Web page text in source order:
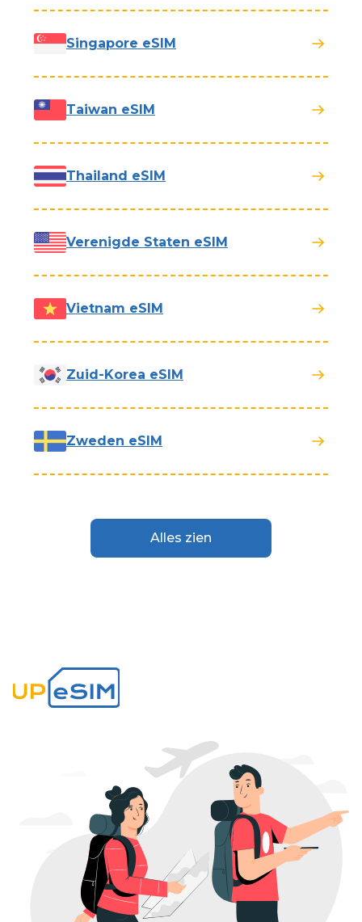
Singapore eSIM
Taiwan eSIM
Thailand eSIM
Verenigde Staten eSIM
Vietnam eSIM
Zuid-Korea eSIM
Zweden eSIM
Alles zien